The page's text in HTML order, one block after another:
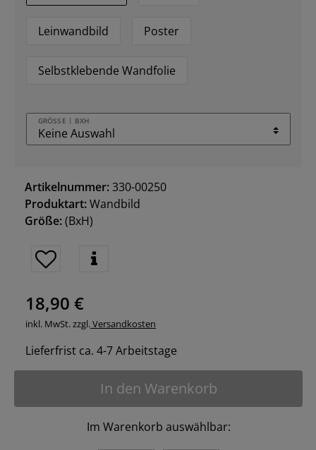
Leinwandbild Poster
Selbstklebende Wandfolie
GRÖSSE | BXH
Artikelnummer:330-00250
Produktart:Wandbild
Größe:(BxH)
18,90 €
inkl. MwSt. zzgl.Versandkosten
Lieferfrist ca. 4-7 Arbeitstage
In den Warenkorb
Im Warenkorb auswählbar: